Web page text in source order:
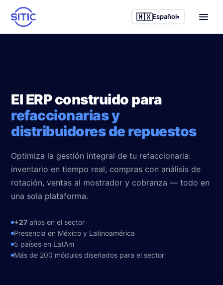
🇲🇽Español▾
Camiones y tractocamiones
Maquinaria agrícola
Talleres de servicio
Otros servicios
Business Intelligence
Desarrollo a la medida
Consultoría de procesos
Casos de éxito
Blog
Nosotros
Inicia sesión →
(871) 227 2000
Enviar WhatsApp
El ERP construido para
refaccionarias y
distribuidores de repuestos
Optimiza la gestión integral de tu refaccionaria:
inventario en tiempo real, compras con análisis de
rotación, ventas al mostrador y cobranza — todo en
una sola plataforma.
+27 años en el sector
Presencia en México y Latinoamérica
5 países en LatAm
Más de 200 módulos diseñados para el sector